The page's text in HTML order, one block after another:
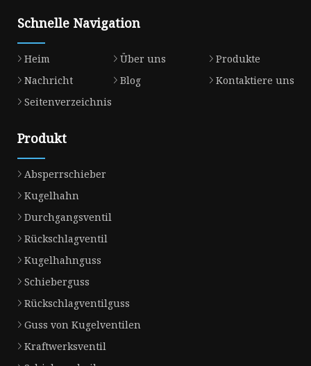
Schnelle Navigation
Heim Über uns
Produkte
Nachricht
Blog
Kontaktiere uns
Seitenverzeichnis
Produkt
Absperrschieber
Kugelhahn
Durchgangsventil
Rückschlagventil
Kugelhahnguss
Schieberguss
Rückschlagventilguss
Guss von Kugelventilen
Kraftwerksventil